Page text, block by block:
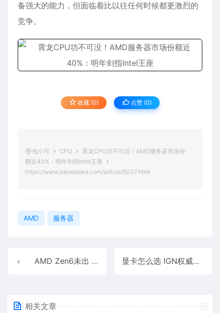
备强大的能力，但面临着比以往任何时候都更激烈的
竞争。
收藏 (0) 点赞 (0)
包小可 CPU
霄龙CPU功不可没！AMD服务器市场份
额近40%：明年剑指Intel王座
https://www.baoxiaoke.com/article/5037.html
AMD 服务器
AMD Zen6未出 Zen7消息已流出：32核64线程、超大V-Cache缓存！ 显卡怎么选 IGN权威报告：这款显卡是最优选！
相关文章